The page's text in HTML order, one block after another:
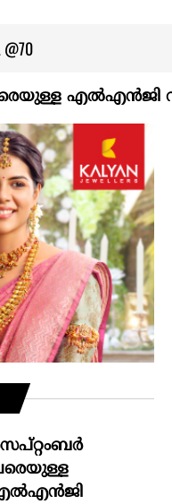
@70
എൽഎൻജി വിതരണം